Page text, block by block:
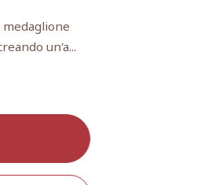
un'a...